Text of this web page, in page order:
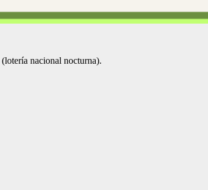
(lotería nacional nocturna).